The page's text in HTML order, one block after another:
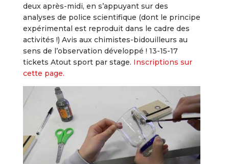
deux après-midi, en s’appuyant sur des
analyses de police scientifique (dont le principe
expérimental est reproduit dans le cadre des
activités !) Avis aux chimistes-bidouilleurs au
sens de l’observation développé ! 13-15-17
tickets Atout sport par stage. Inscriptions sur
cette page.